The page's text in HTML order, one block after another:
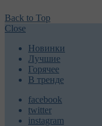
Back to Top
Close
Новинки
Лучшие
Горячее
В тренде
facebook
twitter
instagram